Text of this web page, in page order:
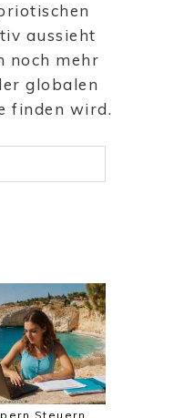
aussieht
noch mehr
globalen
finden wird.
Steuern